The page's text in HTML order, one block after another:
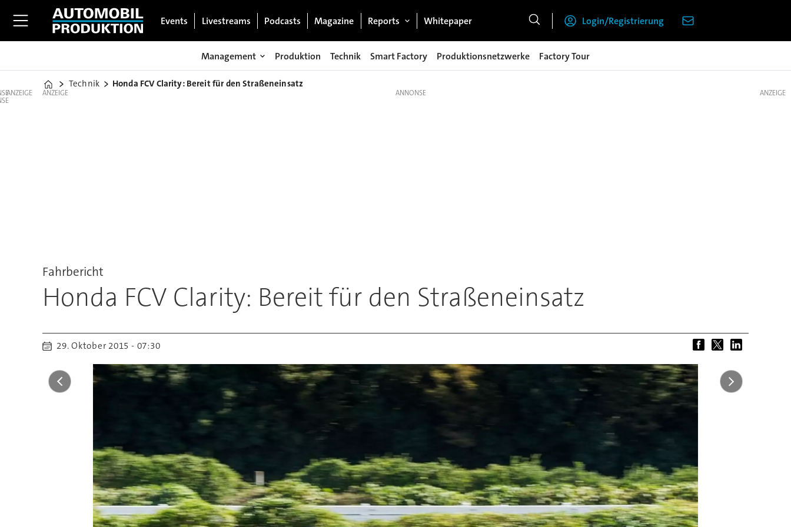
Events Livestreams Podcasts Magazine Reports Whitepaper Login/Registrierung
Management Produktion Technik Smart Factory Produktionsnetzwerke Factory Tour
Home
Technik Honda FCV Clarity: Bereit für den Straßeneinsatz
ANZEIGE ANZEIGE
Fahrbericht
Honda FCV Clarity: Bereit für den Straßeneinsatz
29. Oktober 2015 - 07:30
ANZEIGE